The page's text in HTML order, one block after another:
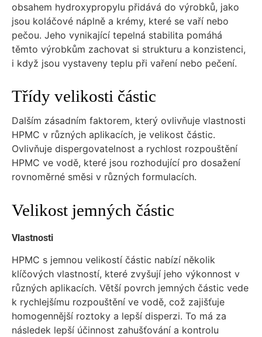
obsahem hydroxypropylu přidává do výrobků, jako
jsou koláčové náplně a krémy, které se vaří nebo
pečou. Jeho vynikající tepelná stabilita pomáhá
těmto výrobkům zachovat si strukturu a konzistenci,
i když jsou vystaveny teplu při vaření nebo pečení.
Třídy velikosti částic
Dalším zásadním faktorem, který ovlivňuje vlastnosti
HPMC v různých aplikacích, je velikost částic.
Ovlivňuje dispergovatelnost a rychlost rozpouštění
HPMC ve vodě, které jsou rozhodující pro dosažení
rovnoměrné směsi v různých formulacích.
Velikost jemných částic
Vlastnosti
HPMC s jemnou velikostí částic nabízí několik
klíčových vlastností, které zvyšují jeho výkonnost v
různých aplikacích. Větší povrch jemných částic vede
k rychlejšímu rozpouštění ve vodě, což zajišťuje
homogennější roztoky a lepší disperzi. To má za
následek lepší účinnost zahušťování a kontrolu